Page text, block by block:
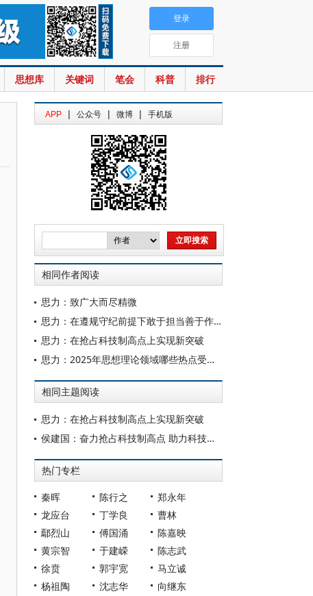
思想库 关键词 笔会 科普 排行
登录
注册
APP | 公众号 | 微博 | 手机版
相同作者阅读
思力：致广大而尽精微
思力：在遵规守纪前提下敢于担当善于作为
思力：在抢占科技制高点上实现新突破
思力：2025年思想理论领域哪些热点受关注
相同主题阅读
思力：在抢占科技制高点上实现新突破
侯建国：奋力抢占科技制高点 助力科技强国建设
热门专栏
秦晖 陈行之
郑永年
龙应台
丁学良
曹林
鄢烈山
傅国涌
陈嘉映
黄宗智
于建嵘
陈志武
徐贲
郭宇宽
马立诚
杨祖陶
沈志华
向继东